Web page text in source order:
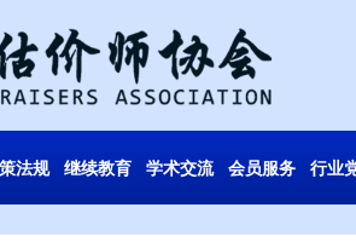
法规 继续教育 学术交流 会员服务 行业